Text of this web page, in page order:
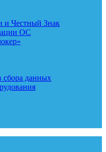
и Честный Знак
ОС
сбора данных